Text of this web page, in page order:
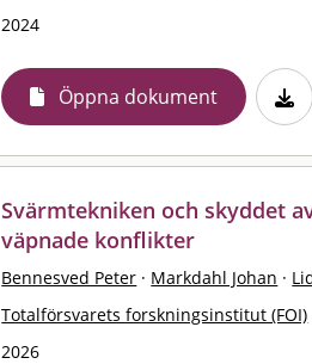
2024
Öppna dokument
Svärmtekniken och skyddet
väpnade konflikter
Bennesved Peter · Markdahl Johan ·
Totalförsvarets forskningsinstitut (FOI)
2026